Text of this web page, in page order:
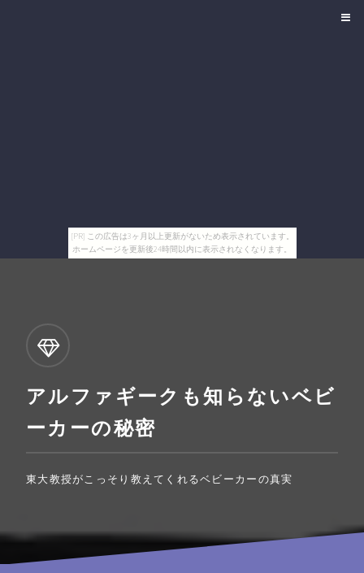
[PR] この広告は3ヶ月以上更新がないため表示されています。
ホームページを更新後24時間以内に表示されなくなります。
アルファギークも知らないベビ
ーカーの秘密
東大教授がこっそり教えてくれるベビーカーの真実